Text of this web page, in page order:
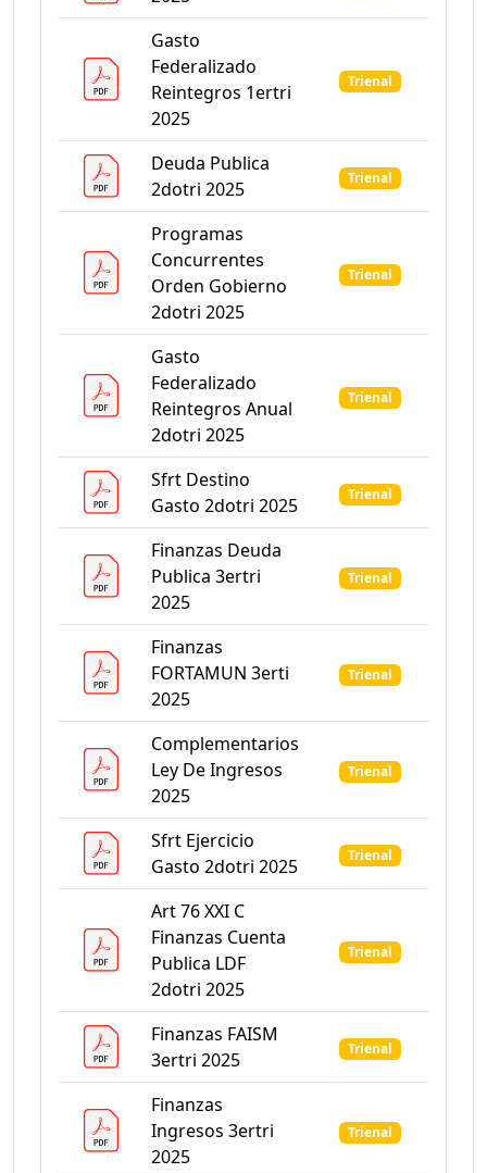
Gasto
Federalizado
Reintegros 1ertri
2025
Trienal
Deuda Publica
2dotri 2025
Trienal
Programas
Concurrentes
Orden Gobierno
2dotri 2025
Trienal
Gasto
Federalizado
Reintegros Anual
2dotri 2025
Trienal
Sfrt Destino
Gasto 2dotri 2025
Trienal
Finanzas Deuda
Publica 3ertri
2025
Trienal
Finanzas
FORTAMUN 3erti
2025
Trienal
Complementarios
Ley De Ingresos
2025
Trienal
Sfrt Ejercicio
Gasto 2dotri 2025
Trienal
Art 76 XXI C
Finanzas Cuenta
Publica LDF
2dotri 2025
Trienal
Finanzas FAISM
3ertri 2025
Trienal
Finanzas
Ingresos 3ertri
2025
Trienal